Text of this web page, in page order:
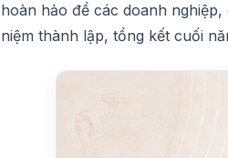
hoàn hảo để các doanh
niệm thành lập, tổng kết cuối